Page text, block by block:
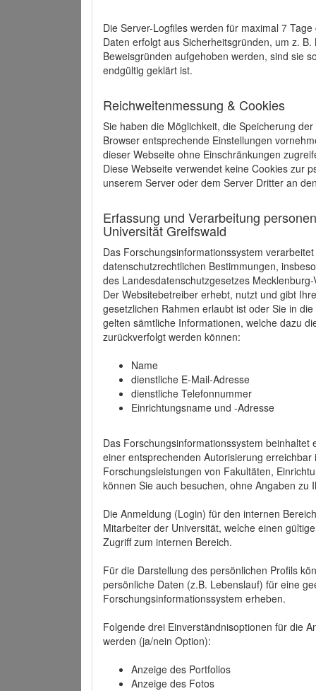
Die Server-Logfiles werden für maximal 7
Daten erfolgt aus Sicherheitsgründen, um z.
Beweisgründen aufgehoben werden, sind sie
endgültig geklärt ist.
Reichweitenmessung & Cookies
Sie haben die Möglichkeit, die Speicherung
Browser entsprechende Einstellungen
dieser Webseite ohne Einschränkungen
Diese Webseite verwendet keine Cookies zur
unserem Server oder dem Server Dritter an
Erfassung und Verarbeitung
Universität Greifswald
Das Forschungsinformationssystem
datenschutzrechtlichen Bestimmungen,
des Landesdatenschutzgesetzes
Der Websitebetreiber erhebt, nutzt und gibt
gesetzlichen Rahmen erlaubt ist oder Sie in
gelten sämtliche Informationen, welche dazu
zurückverfolgt werden können:
Name
dienstliche E-Mail-Adresse
dienstliche Telefonnummer
Einrichtungsname und -Adresse
Das Forschungsinformationssystem beinhaltet
einer entsprechenden Autorisierung
Forschungsleistungen von Fakultäten,
können Sie auch besuchen, ohne Angaben zu
Die Anmeldung (Login) für den internen
Mitarbeiter der Universität, welche einen
Zugriff zum internen Bereich.
Für die Darstellung des persönlichen Profils
persönliche Daten (z.B. Lebenslauf) für eine
Forschungsinformationssystem erheben.
Folgende drei Einverständnisoptionen für die
werden (ja/nein Option):
Anzeige des Portfolios
Anzeige des Fotos